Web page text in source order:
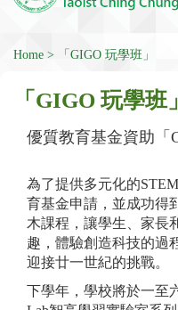
Home 「GIGO 玩學班」
「GIGO 玩學班」
優質教育基金資助「
為了提供多元化的
育基金申請，並成功得
木課程，讓學生、家長
趣，體驗創造科技的過
迎接廿一世紀的挑戰。
下學年，學校將於一至